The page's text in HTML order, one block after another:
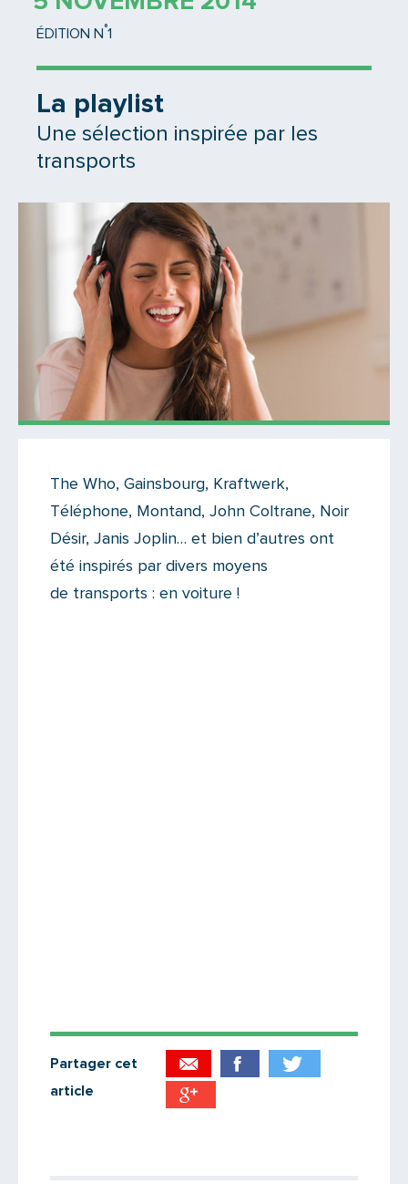
ÉDITION N °1
La playlist
Une sélection inspirée par les
transports
Il n'y a aucun commentaire...
Ajoutez le vôtre
The Who, Gainsbourg, Kraftwerk,
Téléphone, Montand, John Coltrane, Noir
Désir, Janis Joplin… et bien d’autres ont
été inspirés par divers moyens
de transports : en voiture !
Partager cet
article